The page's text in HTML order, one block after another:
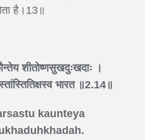
है।13॥
शीतोष्णसुखदुःखदाः ।
भारत ॥2.14॥
kaunteya